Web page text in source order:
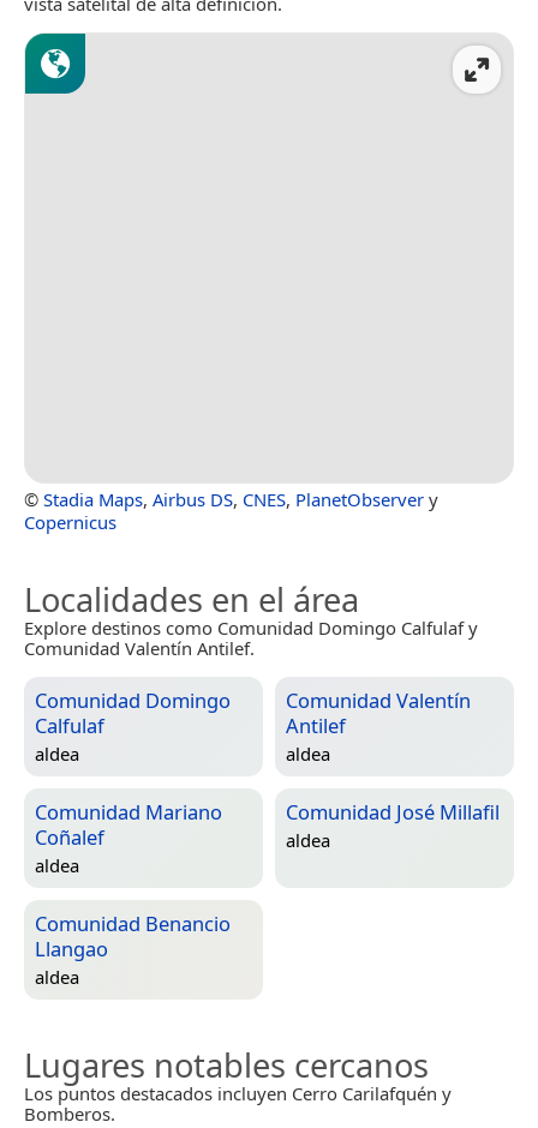
© Stadia Maps, Airbus DS, CNES, PlanetObserver y
Copernicus
Localidades en el área
Explore destinos como Comunidad Domingo Calfulaf y
Comunidad Valentín Antilef.
Comunidad Domingo
Calfulaf
aldea
Comunidad Valentín
Antilef
aldea
Comunidad Mariano
Coñalef
aldea
Comunidad José Millafil
aldea
Comunidad Benancio
Llangao
aldea
Lugares notables cercanos
Los puntos destacados incluyen Cerro Carilafquén y
Bomberos.